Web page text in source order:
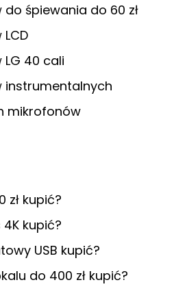
śpiewania do 60 zł
40 cali
instrumentalnych
mikrofonów
zł kupić?
kupić?
USB kupić?
do 400 zł kupić?